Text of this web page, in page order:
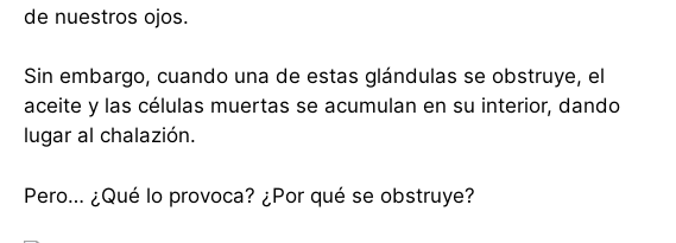
de nuestros ojos.
Sin embargo, cuando una de estas glándulas se obstruye, el
aceite y las células muertas se acumulan en su interior, dando
lugar al chalazión.
Pero… ¿Qué lo provoca? ¿Por qué se obstruye?